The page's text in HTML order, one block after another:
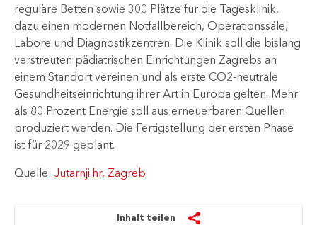
reguläre Betten sowie 300 Plätze für die Tagesklinik,
dazu einen modernen Notfallbereich, Operationssäle,
Labore und Diagnostikzentren. Die Klinik soll die bislang
verstreuten pädiatrischen Einrichtungen Zagrebs an
einem Standort vereinen und als erste CO2-neutrale
Gesundheitseinrichtung ihrer Art in Europa gelten. Mehr
als 80 Prozent Energie soll aus erneuerbaren Quellen
produziert werden. Die Fertigstellung der ersten Phase
ist für 2029 geplant.​
Quelle: Jutarnji.hr, Zagreb
Inhalt teilen